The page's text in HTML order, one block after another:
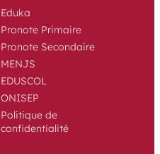
Eduka
Pronote Primaire
Pronote Secondaire
MENJS
EDUSCOL
ONISEP
Politique de
confidentialité